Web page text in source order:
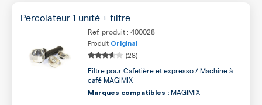
Percolateur 1 unité + filtre
Ref. produit : 400028
Produit Original
(28)
Filtre pour Cafetière et expresso / Machine à
café MAGIMIX
Marques compatibles : MAGIMIX